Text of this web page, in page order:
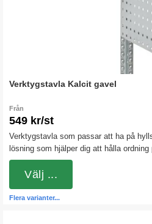
Verktygstavla Kalcit gavel
Från
549 kr/st
Verktygstavla som passar att ha på
lösning som hjälper dig att hålla
redskap.Observera att verktygskrok
Flera varianter...
Välj ...